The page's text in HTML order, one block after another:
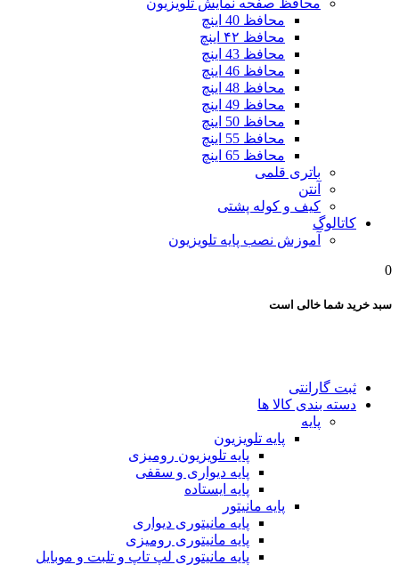
محافظ صفحه نمایش تلویزیون
محافظ 40 اینچ
محافظ ۴۲ اینچ
محافظ 43 اینچ
محافظ 46 اینچ
محافظ 48 اینچ
محافظ 49 اینچ
محافظ 50 اینچ
محافظ 55 اینچ
محافظ 65 اینچ
باتری قلمی
آنتن
کیف و کوله پشتی
کاتالوگ
آموزش نصب پایه تلویزیون
0
سبد خرید شما خالی است
ثبت گارانتی
دسته بندی کالا ها
پایه
پایه تلویزیون
پایه تلویزیون رومیزی
پایه دیواری و سقفی
پایه ایستاده
پایه مانیتور
پایه مانیتوری دیواری
پایه مانیتوری رومیزی
پایه مانیتوری لپ تاپ و تلبت و موبایل